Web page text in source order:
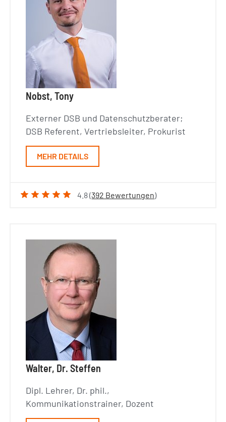
Nobst, Tony
Externer DSB und Datenschutzberater;
DSB Referent, Vertriebsleiter, Prokurist
MEHR DETAILS
4.8 (392 Bewertungen)
Walter, Dr. Steffen
Dipl. Lehrer, Dr. phil.,
Kommunikationstrainer, Dozent